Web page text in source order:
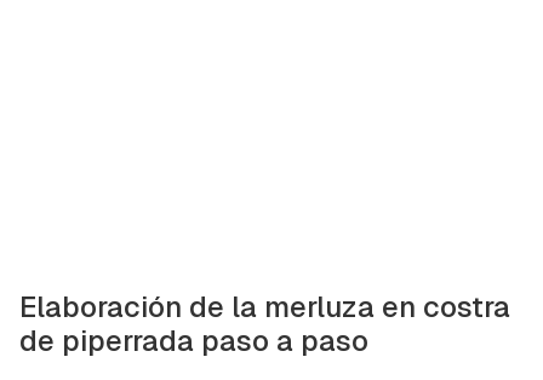
Elaboración de la merluza en costra
de piperrada paso a paso